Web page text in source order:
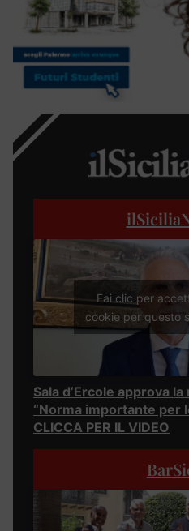
Fai clic per
cookie per questo
Sala d’Ercole approva
“Norma importante per
CLICCA PER IL VIDEO